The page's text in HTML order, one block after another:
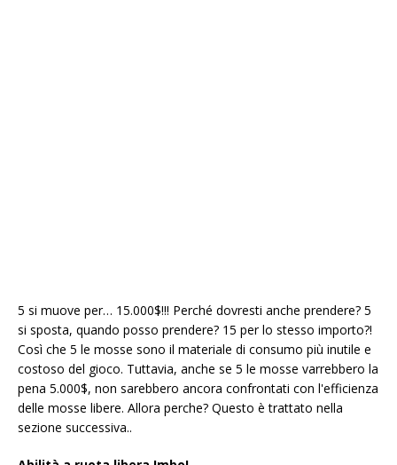
5 si muove per… 15.000$!!! Perché dovresti anche prendere? 5
si sposta, quando posso prendere? 15 per lo stesso importo?!
Così che 5 le mosse sono il materiale di consumo più inutile e
costoso del gioco. Tuttavia, anche se 5 le mosse varrebbero la
pena 5.000$, non sarebbero ancora confrontati con l'efficienza
delle mosse libere. Allora perche? Questo è trattato nella
sezione successiva..